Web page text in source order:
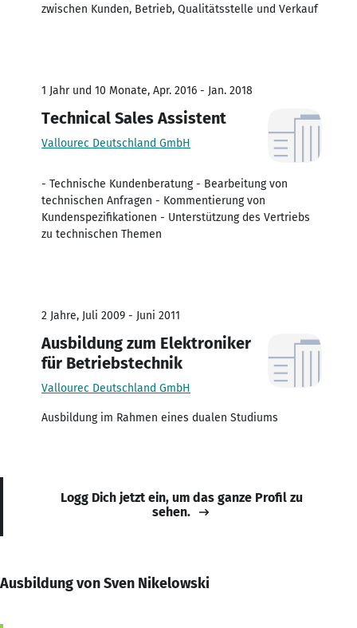
zwischen Kunden, Betrieb, Qualitätsstelle und Verkauf
1 Jahr und 10 Monate, Apr. 2016 - Jan. 2018
Technical Sales Assistent
Vallourec Deutschland GmbH
- Technische Kundenberatung - Bearbeitung von
technischen Anfragen - Kommentierung von
Kundenspezifikationen - Unterstützung des Vertriebs
zu technischen Themen
2 Jahre, Juli 2009 - Juni 2011
Ausbildung zum Elektroniker
für Betriebstechnik
Vallourec Deutschland GmbH
Ausbildung im Rahmen eines dualen Studiums
Logg Dich jetzt ein, um das ganze Profil zu
sehen.
Ausbildung von Sven Nikelowski